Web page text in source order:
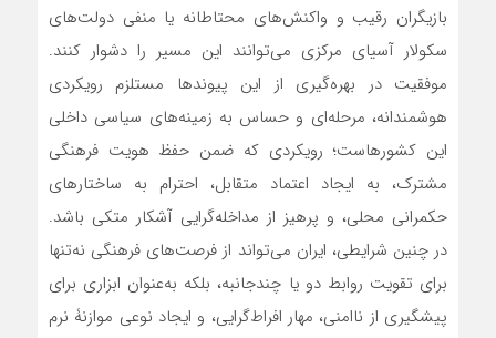
بازیگران رقیب و واکنش‌های محتاطانه یا منفی دولت‌های
سکولار آسیای مرکزی می‌توانند این مسیر را دشوار کنند.
موفقیت در بهره‌گیری از این پیوندها مستلزم رویکردی
هوشمندانه، مرحله‌ای و حساس به زمینه‌های سیاسی داخلی
این کشورهاست؛ رویکردی که ضمن حفظ هویت فرهنگی
مشترک، به ایجاد اعتماد متقابل، احترام به ساختارهای
حکمرانی محلی، و پرهیز از مداخله‌گرایی آشکار متکی باشد.
در چنین شرایطی، ایران می‌تواند از فرصت‌های فرهنگی نه‌تنها
برای تقویت روابط دو یا چندجانبه، بلکه به‌عنوان ابزاری برای
پیشگیری از ناامنی، مهار افراط‌گرایی، و ایجاد نوعی موازنۀ نرم